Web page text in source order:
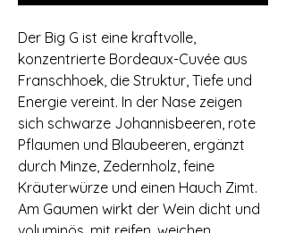
Der Big G ist eine kraftvolle,
konzentrierte Bordeaux-Cuvée aus
Franschhoek, die Struktur, Tiefe und
Energie vereint. In der Nase zeigen
sich schwarze Johannisbeeren, rote
Pflaumen und Blaubeeren, ergänzt
durch Minze, Zedernholz, feine
Kräuterwürze und einen Hauch Zimt.
Am Gaumen wirkt der Wein dicht und